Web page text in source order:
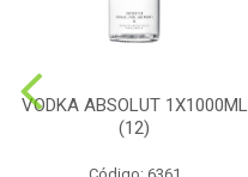
VODKA ABSOLUT 1X1000ML
(12)